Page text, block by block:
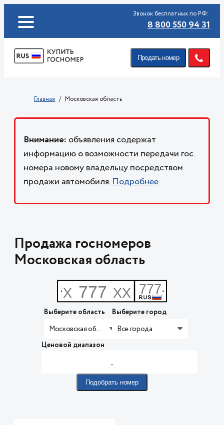
Звонок бесплатных по РФ:
8 800 550 94 31
Продать номер
Главная Московская область
Внимание: объявления содержат
информацию о возможности передачи гос.
номера новому владельцу посредством
продажи автомобиля.Подробнее
Продажа госномеров
Московская область
Выберите область
Московская область
Выберите город
Все города
Ценовой диапазон
-
Подобрать номер